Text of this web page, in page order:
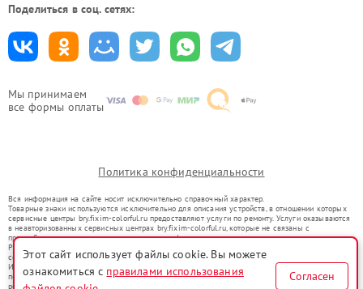
Мы принимаем
все формы оплаты
Поделиться в соц. сетях:
Политика конфиденциальности
Вся информация на сайте носит исключительно справочный характер.
Товарные знаки используются исключительно для описания устройств, в отношении которых
сервисные центры bry.fixim-colorful.ru предоставляют услуги по ремонту. Услуги оказываются
в неавторизованных сервисных центрах bry.fixim-colorful.ru, которые не связаны с
правообладателями товарных знаков или их официальными представителями.
Ремонт осуществляется для устройств, уже введенных в гражданский оборот в соответствии
со статьей 1487 ГК РФ.
Использование товарных знаков не преследует цели индивидуализации услуг или введения
потребителей в заблуждение, а служит для информирования о предоставляемых услугах по
ремонту техники указанных брендов.
Этот сайт использует файлы cookie. Вы можете
ознакомиться с правилами использования
Согласен